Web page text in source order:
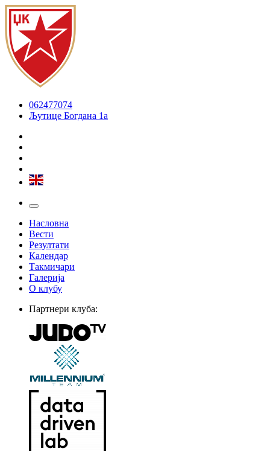
062477074
Љутице Богдана 1а
Насловна
Вести
Резултати
Календар
Такмичари
Галерија
О клубу
Партнери клуба: